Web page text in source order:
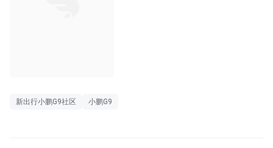
新出行小鹏G9社区 小鹏G9